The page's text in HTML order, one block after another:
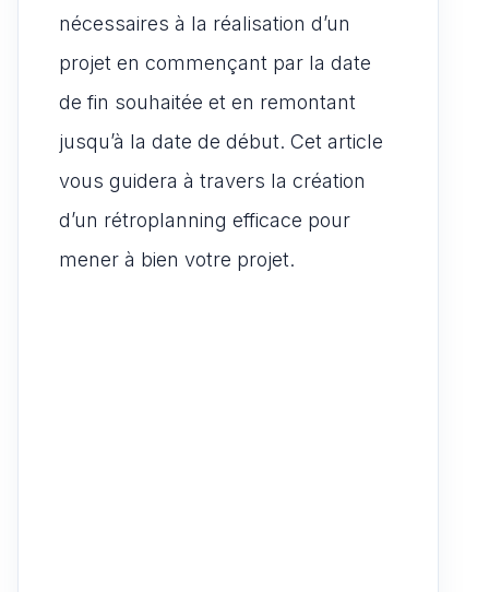
nécessaires à la réalisation d’un
projet en commençant par la date
de fin souhaitée et en remontant
jusqu’à la date de début. Cet article
vous guidera à travers la création
d’un rétroplanning efficace pour
mener à bien votre projet.